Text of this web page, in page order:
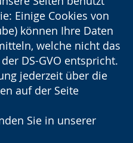
Einige Cookies von
können Ihre Daten
welche nicht das
DS-GVO entspricht.
jederzeit über die
auf der Seite
Sie in unserer